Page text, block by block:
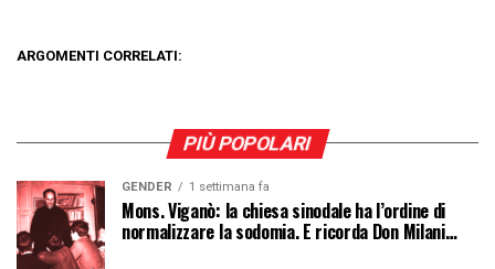
ARGOMENTI CORRELATI:
PIÙ POPOLARI
GENDER 1 settimana fa
Mons. Viganò: la chiesa sinodale ha l’ordine di
normalizzare la sodomia. E ricorda Don Milani…